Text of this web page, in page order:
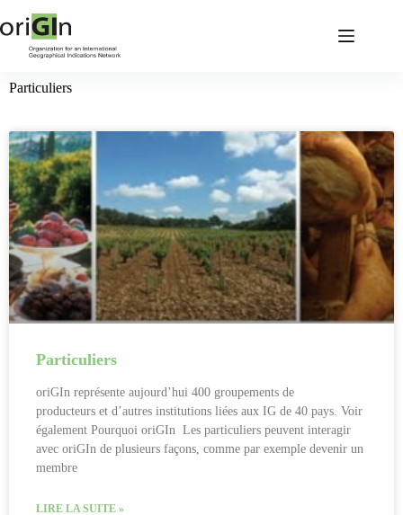
Particuliers
Particuliers
oriGIn représente aujourd’hui 400 groupements de
producteurs et d’autres institutions liées aux IG de 40 pays. Voir
également Pourquoi oriGIn Les particuliers peuvent interagir
avec oriGIn de plusieurs façons, comme par exemple devenir un
membre
LIRE LA SUITE »